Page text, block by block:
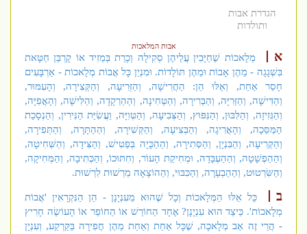
הגדרת אבות
ותולדות
אבות המלאכות
מְלָאכוֹת שֶׁחַיָּבִין עֲלֵיהֶן סְקִילָה וְכָרֵת בְּמֵזִיד אוֹ קָרְבַּן חַטָּאת
בִּשְׁגָגָה - מֵהֶן אָבוֹת וּמֵהֶן תּוֹלָדוֹת. וּמִנְיַן כָּל אֲבוֹת מְלָאכוֹת - אַרְבָּעִים
חָסֵר אַחַת, וְאֵלּוּ הֵן: הַחֲרִישָׁה, וְהַזְּרִיעָה, וְהַקְּצִירָה, וְהָעִמּוּר,
וְהַדִּישָׁה, וְהַזְּרִיָּה, וְהַבְּרִירָה, וְהַטְּחִינָה, וְהַהַרְקָדָה, וְהַלִּישָׁה, וְהָאֲפִיָּה,
וְהַגְּזִיזָה, וְהַלִּבּוּן, וְהַנִּפּוּץ, וְהַצְּבִיעָה, וְהַטְּוִיָּה, וַעֲשִׂיַּת הַנִּירִין, וְהַנְסָכַת
הַמַּסֵּכָה, וְהָאֲרִיגָה, וְהַבְּצִיעָה, וְהַקְּשִׁירָה, וְהַהַתָּרָה, וְהַתְּפִירָה,
וְהַקְּרִיעָה, וְהַבִּנְיָן, וְהַסְּתִירָה, וְהַהַכָּיָה בְּפַטִּישׁ, וְהַצִּידָה, וְהַשְּׁחִיטָה,
וְהַהַפְשָׁטָה, וְהַהַעְבָּדָה, וּמְחִיקַת הָעוֹר, וְחִתּוּכוֹ, וְהַכְּתִיבָה, וְהַמְּחִיקָה,
וְהַשִּׂרְטוּט, וְהַהַבְעָרָה, וְהַכִּבּוּי, וְהַהוֹצָאָה מֵרְשׁוּת לִרְשׁוּת.
כָּל אֵלּוּ הַמְּלָאכוֹת וְכָל שֶׁהוּא מֵעִנְיָנָן - הֵן הַנִּקְרָאִין 'אֲבוֹת
מְלָאכוֹת'. כֵּיצַד הוּא עִנְיָנָן? אֶחָד הַחוֹרֵשׁ אוֹ הַחוֹפֵר אוֹ הָעוֹשֶׂה חָרִיץ
- הֲרֵי זֶה אַב מְלָאכָה, שֶׁכָּל אַחַת וְאַחַת מֵהֶן חֲפִירָה בַּקַּרְקַע, וְעִנְיָן